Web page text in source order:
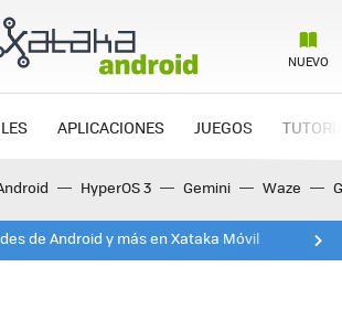
NUEVO
APLICACIONES JUEGOS
HyperOS 3 Gemini Waze
de Android y más en Xataka Móvil